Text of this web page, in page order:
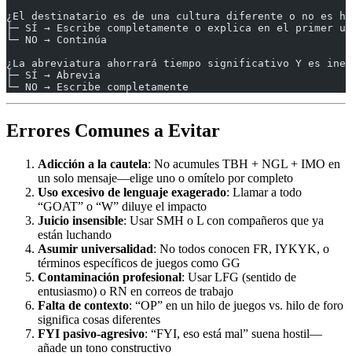
¿El destinatario es de una cultura diferente o no es
├─ SÍ → Escribe completamente o explica en el primer
└─ NO → Continúa
¿La abreviatura ahorrará tiempo significativo Y es
├─ SÍ → Abrevia
└─ NO → Escribe completamente
Errores Comunes a Evitar
Adicción a la cautela: No acumules TBH + NGL + IMO en
un solo mensaje—elige uno o omítelo por completo
Uso excesivo de lenguaje exagerado: Llamar a todo
“GOAT” o “W” diluye el impacto
Juicio insensible: Usar SMH o L con compañeros que ya
están luchando
Asumir universalidad: No todos conocen FR, IYKYK, o
términos específicos de juegos como GG
Contaminación profesional: Usar LFG (sentido de
entusiasmo) o RN en correos de trabajo
Falta de contexto: “OP” en un hilo de juegos vs. hilo de foro
significa cosas diferentes
FYI pasivo-agresivo: “FYI, eso está mal” suena hostil—
añade un tono constructivo